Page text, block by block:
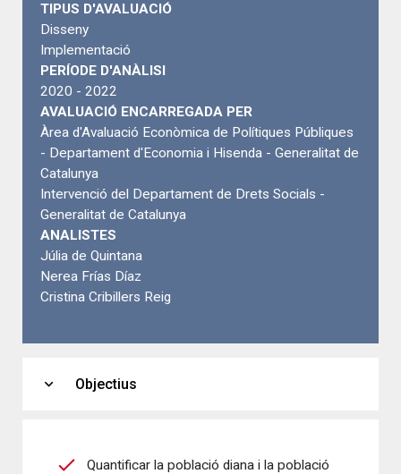
TIPUS D'AVALUACIÓ
Disseny
Implementació
PERÍODE D'ANÀLISI
2020 - 2022
AVALUACIÓ ENCARREGADA PER
Àrea d'Avaluació Econòmica de Polítiques Públiques
- Departament d'Economia i Hisenda - Generalitat de
Catalunya
Intervenció del Departament de Drets Socials -
Generalitat de Catalunya
ANALISTES
Júlia de Quintana
Nerea Frías Díaz
Cristina Cribillers Reig
expand_more Objectius
Quantificar la població diana i la població